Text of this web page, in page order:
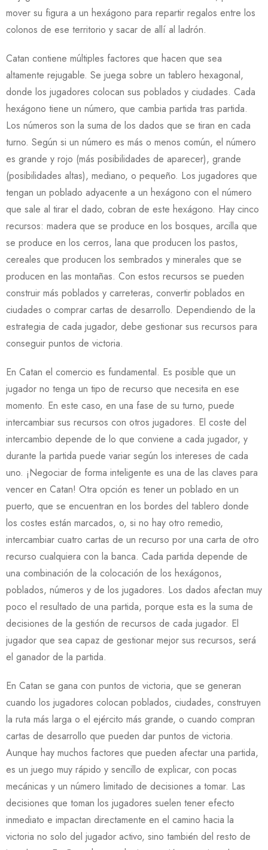
mover su figura a un hexágono para repartir regalos entre los
colonos de ese territorio y sacar de allí al ladrón.
Catan contiene múltiples factores que hacen que sea
altamente rejugable. Se juega sobre un tablero hexagonal,
donde los jugadores colocan sus poblados y ciudades. Cada
hexágono tiene un número, que cambia partida tras partida.
Los números son la suma de los dados que se tiran en cada
turno. Según si un número es más o menos común, el número
es grande y rojo (más posibilidades de aparecer), grande
(posibilidades altas), mediano, o pequeño. Los jugadores que
tengan un poblado adyacente a un hexágono con el número
que sale al tirar el dado, cobran de este hexágono. Hay cinco
recursos: madera que se produce en los bosques, arcilla que
se produce en los cerros, lana que producen los pastos,
cereales que producen los sembrados y minerales que se
producen en las montañas. Con estos recursos se pueden
construir más poblados y carreteras, convertir poblados en
ciudades o comprar cartas de desarrollo. Dependiendo de la
estrategia de cada jugador, debe gestionar sus recursos para
conseguir puntos de victoria.
En Catan el comercio es fundamental. Es posible que un
jugador no tenga un tipo de recurso que necesita en ese
momento. En este caso, en una fase de su turno, puede
intercambiar sus recursos con otros jugadores. El coste del
intercambio depende de lo que conviene a cada jugador, y
durante la partida puede variar según los intereses de cada
uno. ¡Negociar de forma inteligente es una de las claves para
vencer en Catan! Otra opción es tener un poblado en un
puerto, que se encuentran en los bordes del tablero donde
los costes están marcados, o, si no hay otro remedio,
intercambiar cuatro cartas de un recurso por una carta de otro
recurso cualquiera con la banca. Cada partida depende de
una combinación de la colocación de los hexágonos,
poblados, números y de los jugadores. Los dados afectan muy
poco el resultado de una partida, porque esta es la suma de
decisiones de la gestión de recursos de cada jugador. El
jugador que sea capaz de gestionar mejor sus recursos, será
el ganador de la partida.
En Catan se gana con puntos de victoria, que se generan
cuando los jugadores colocan poblados, ciudades, construyen
la ruta más larga o el ejército más grande, o cuando compran
cartas de desarrollo que pueden dar puntos de victoria.
Aunque hay muchos factores que pueden afectar una partida,
es un juego muy rápido y sencillo de explicar, con pocas
mecánicas y un número limitado de decisiones a tomar. Las
decisiones que toman los jugadores suelen tener efecto
inmediato e impactan directamente en el camino hacia la
victoria no solo del jugador activo, sino también del resto de